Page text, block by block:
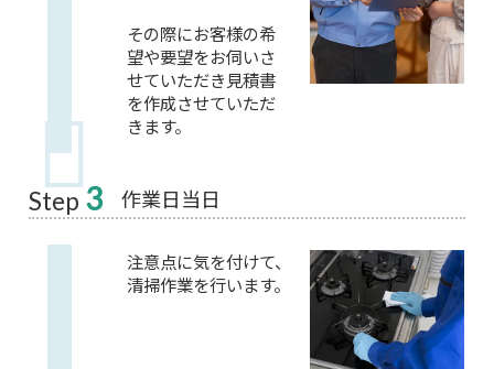
その際にお客様の希
望や要望をお伺いさ
せていただき見積書
を作成させていただ
きます。
Step 3 作業日当日
注意点に気を付けて、
清掃作業を行います。